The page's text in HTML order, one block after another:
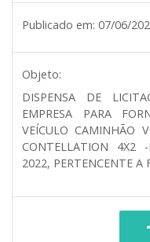
Publicado em: 07/06/
Objeto:
DISPENSA DE
EMPRESA PARA
VEÍCULO CAMINHÃO
CONTELLATION 4X2
2022, PERTENCENTE A